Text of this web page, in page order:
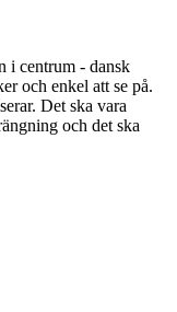
i centrum - dansk
och enkel att se på.
Det ska vara
och det ska